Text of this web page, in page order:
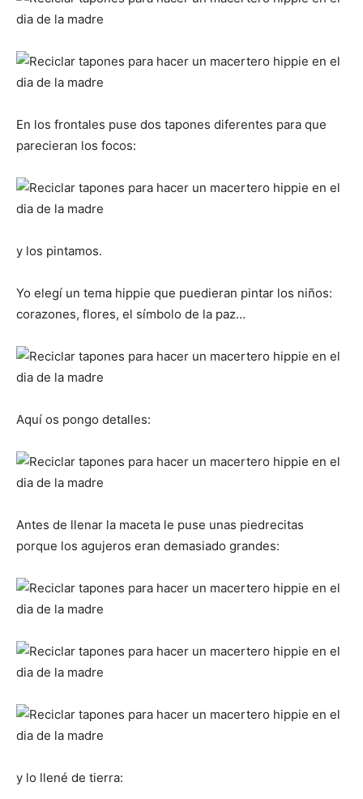
En los frontales puse dos tapones diferentes para que
parecieran los focos:
y los pintamos.
Yo elegí un tema hippie que puedieran pintar los niños:
corazones, flores, el símbolo de la paz…
Aquí os pongo detalles:
Antes de llenar la maceta le puse unas piedrecitas
porque los agujeros eran demasiado grandes:
y lo llené de tierra: